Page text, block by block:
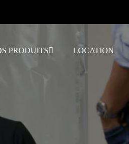
PRODUITS LOCATION